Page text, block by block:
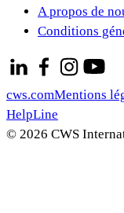
A propos de
Conditions
cws.comMentions
HelpLine
© 2026 CWS